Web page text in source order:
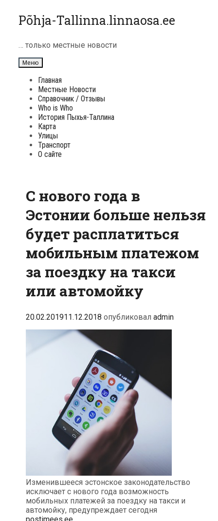
Перейти
к
Põhja-Tallinna.linnaosa.ee
… только местные новости
Меню
Главная
Местные Новости
Справочник / Отзывы
Who is Who
История Пыхья-Таллина
Карта
Улицы
Транспорт
О сайте
С нового года в
Эстонии больше нельзя
будет расплатиться
мобильным платежом
за поездку на такси
или автомойку
20.02.201911.12.2018 опубликовал admin
Изменившееся эстонское законодательство
исключает с нового года возможность
мобильных платежей за поездку на такси и
автомойку, предупреждает сегодня